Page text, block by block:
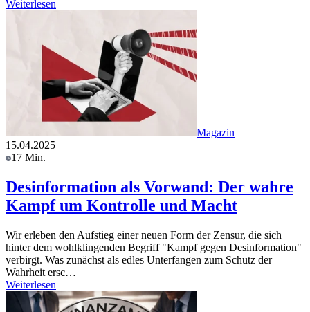
Weiterlesen
Magazin
15.04.2025
17 Min.
Desinformation als Vorwand: Der wahre
Kampf um Kontrolle und Macht
Wir erleben den Aufstieg einer neuen Form der Zensur, die sich
hinter dem wohlklingenden Begriff "Kampf gegen Desinformation"
verbirgt. Was zunächst als edles Unterfangen zum Schutz der
Wahrheit ersc…
Weiterlesen